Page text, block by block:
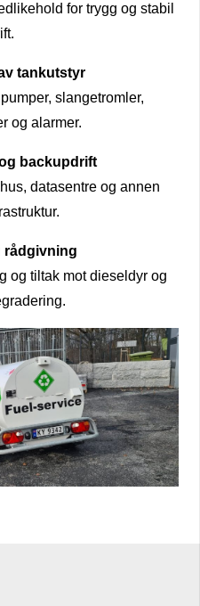
for trygg og stabil
tankutstyr
slangetromler,
og alarmer.
backupdrift
datasentre og annen
rådgivning
og tiltak mot dieseldyr og